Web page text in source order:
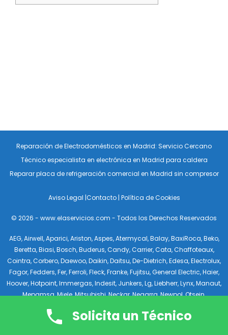
Reparación de Electrodomésticos en Madrid: Servicio Cercano
Técnico especialista en electrónica en Madrid para caldera
Reparar placa de refrigeración comercial en Madrid sin compresor
Aviso Legal Contacto| Política de Cookies
© 2026 - www.elaservicios.com - Todos los Derechos Reservados
AEG,Airwell,Aparici,Ariston,Aspes,Atermycal,Balay,BaxiRoca,Beko,
Beretta,Biasi,Bosch,Buderus,Candy,Carrier,Cata,Chaffoteaux,
Cointra,Corbero,Daewoo,Daikin,Daitsu,De-Dietrich,Edesa,Electrolux,
Fagor,Fedders,Fer,Ferroli,Fleck,Franke,Fujitsu,General Electric,Haier,
Hoover,Hotpoint,Immergas,Indesit, Junkers,Lg,Liebherr,Lynx,Manaut,
Mepamsa,Miele,Mitsubishi,Neckar,Negarra,Newpol,Otsein,
Toshiba, Vaillant,Viessmann Whirlpool,White Westinghouse
Solicita un Técnico